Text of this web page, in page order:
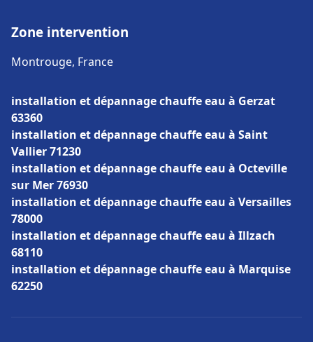
Zone intervention
Montrouge, France
installation et dépannage chauffe eau à Gerzat
63360
installation et dépannage chauffe eau à Saint
Vallier 71230
installation et dépannage chauffe eau à Octeville
sur Mer 76930
installation et dépannage chauffe eau à Versailles
78000
installation et dépannage chauffe eau à Illzach
68110
installation et dépannage chauffe eau à Marquise
62250